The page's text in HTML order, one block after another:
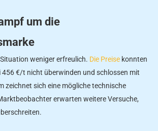
um die
weniger erfreulich. Die Preise konnten
456 €/t nicht überwinden und schlossen mit
zeichnet sich eine mögliche technische
erwarten weitere Versuche,